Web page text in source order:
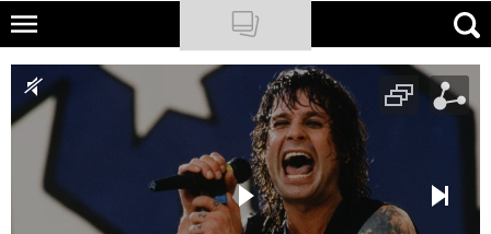
Skip
main
content
NATIONAL GEOGRAPHIC
TRAVELER
PODCASTY